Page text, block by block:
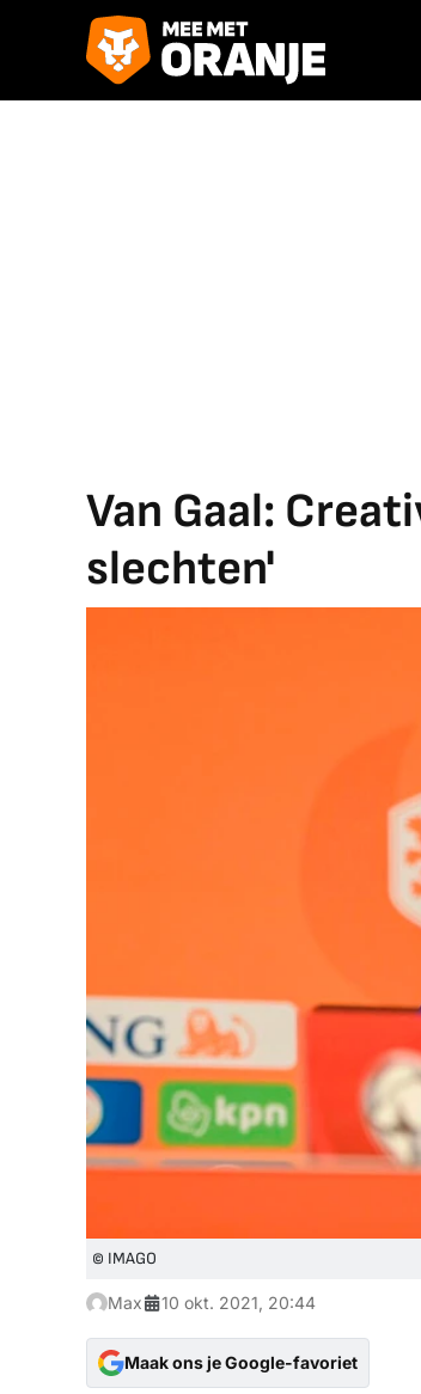
Van Gaal:
slechten'
© IMAGO
Max 10 okt. 2021, 20:44
Maak ons je Google-favoriet